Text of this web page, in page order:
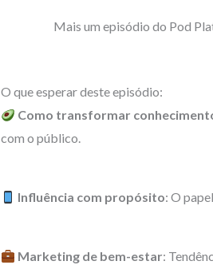
Mais um episódio do Pod
O que esperar deste episódio:
Como transformar
com o público.
Influência com propósito: O
Marketing de bem-estar: